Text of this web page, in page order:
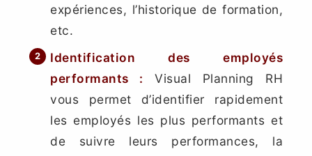
expériences, l’historique de formation,
etc.
Identification des employés
performants : Visual Planning RH
vous permet d’identifier rapidement
les employés les plus performants et
de suivre leurs performances, la